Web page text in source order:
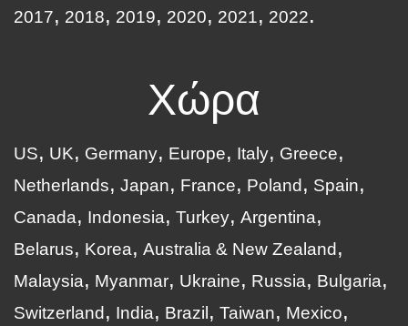
2017
2018 2019 2020 2021 2022
Χώρα
US UK Germany Europe Italy
Greece
Netherlands
Japan France Poland
Spain
Canada
Indonesia Turkey Argentina
Belarus
Korea
Australia & New Zealand
Malaysia
Myanmar Ukraine Russia
Bulgaria
Switzerland
India Brazil Taiwan Mexico